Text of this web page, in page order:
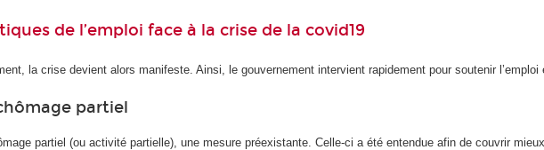
de l’emploi face à la crise de la covid19
la crise devient alors manifeste. Ainsi, le gouvernement intervient rapidement pour soutenir
partiel
partiel (ou activité partielle), une mesure préexistante. Celle-ci a été entendue afin de couvrir